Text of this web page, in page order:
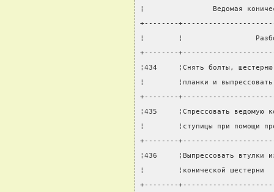
¦                Ведомая
+--------
¦        ¦
+--------
¦434     ¦Снять болты,
¦        ¦планки и
+--------
¦435     ¦Спрессовать
¦        ¦ступицы при
+--------
¦436     ¦Выпрессовать
¦        ¦конической
+--------